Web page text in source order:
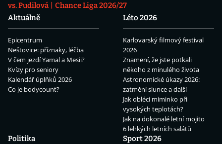
vs. Pudilová
Chance Liga 2026/27
Aktuálně
Epicentrum
Neštovice: příznaky, léčba
V čem jezdí Yamal a Mesii?
Kvízy pro seniory
Kalendář úplňků 2026
Co je bodycount?
Léto 2026
Karlovarský filmový festival
2026
Znamení, že jste potkali
někoho z minulého života
Astronomické úkazy 2026:
zatmění slunce a další
Jak obléci miminko při
vysokých teplotách?
Jak na dokonalé letní mojito
6 lehkých letních salátů
Politika
Sport 2026